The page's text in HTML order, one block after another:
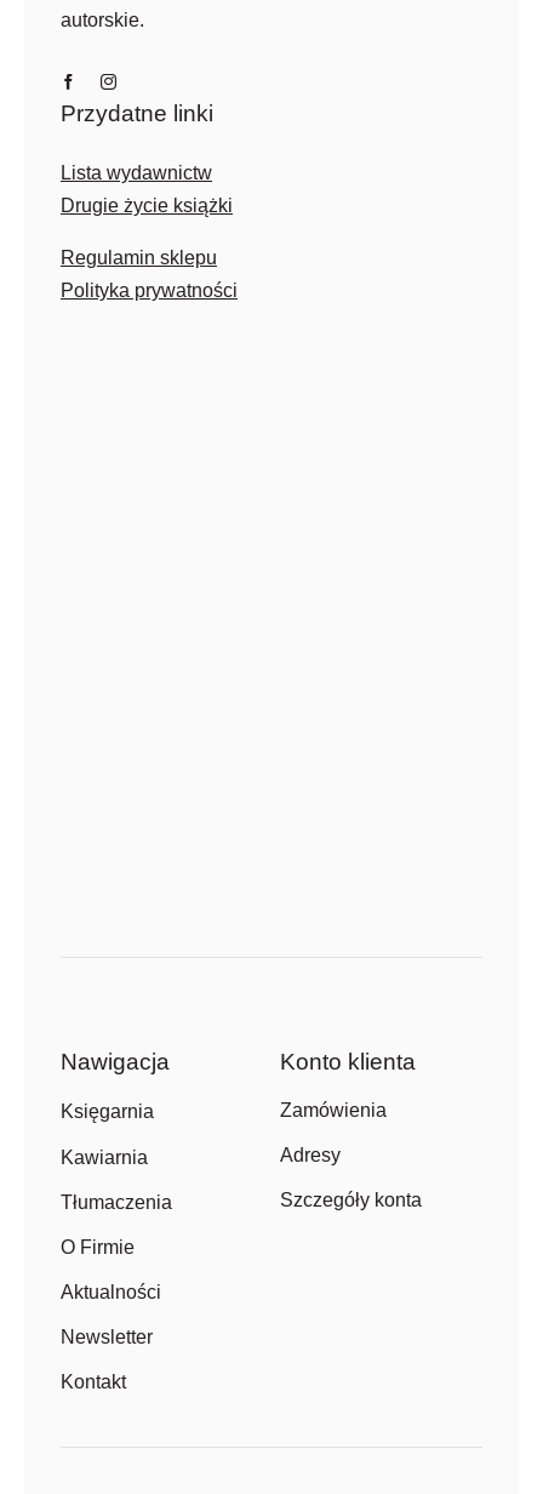
autorskie.
Przydatne linki
Lista wydawnictw
Drugie życie książki
Regulamin sklepu
Polityka prywatności
Nawigacja
Księgarnia
Kawiarnia
Tłumaczenia
O Firmie
Aktualności
Newsletter
Kontakt
Konto klienta
Zamówienia
Adresy
Szczegóły konta